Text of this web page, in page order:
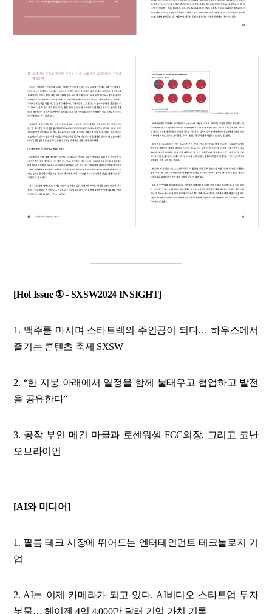
[Hot Issue ① - SXSW2024 INSIGHT]
1. 맥주를 마시며 스타트렉의 주인공이 되다… 하우스에서
즐기는 콘텐츠 축제 SXSW
2. “한 지붕 아래에서 열정을 함께 불태우고 협업하고 발전
을 공유한다”
3. 공작 부인 메건 마클과 로센워셀 FCC의장, 그리고 코난
오브라이언
[AI와 미디어]
1. 필름 테크 시장에 뛰어드는 엔터테인먼트 테크놀로지 기
업
2. AI는 이제 카메라가 되고 있다. AI비디오 스타트업 투자
봇물… 헤이젠 4억 4,000만 달러 기업 가치 기록